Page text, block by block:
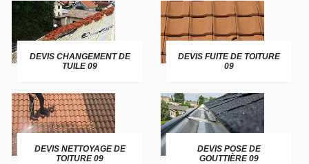
DEVIS CHANGEMENT DE
TUILE 09
DEVIS FUITE DE TOITURE
09
DEVIS NETTOYAGE DE
TOITURE 09
DEVIS POSE DE
GOUTTIÈRE 09